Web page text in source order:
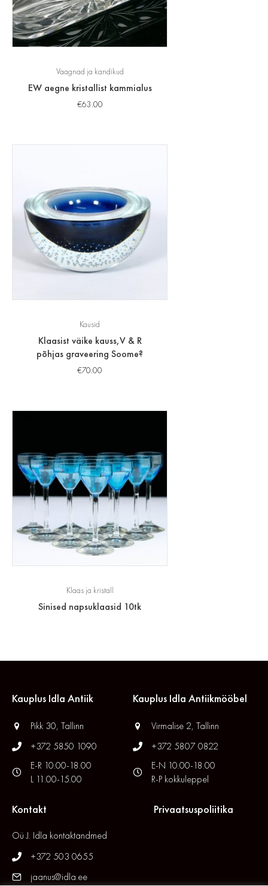
Vaagnad ja kandikud
EW aegne kristallist kammialus
€63.00
Kausid
Klaasist väike kauss,V & R
põhjas graveering Soome?
€70.00
Klaas ja kristall
Sinised napsuklaasid 10tk
Kauplus Idla Antiik
Pikk 30, Tallinn
+372 5850 1090
E-R 10.00-18.00
L 11.00-15.00
Kauplus Idla Antiikmööbel
Virmalise 2, Tallinn
+372 5807 0822
E-N 10.00-18.00
R-P kokkuleppel
Kontakt
Oü J. Idla kontaktandmed
+372 503 0655
jaanus@idla.ee
Privaatsuspoliitika